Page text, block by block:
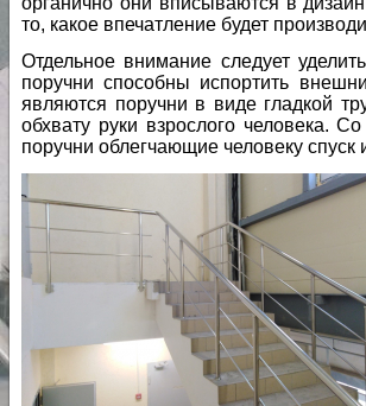
то, какое впечатление будет
Отдельное внимание следует
поручни способны испортить
являются поручни в виде гладкой
обхвату руки взрослого человека.
поручни облегчающие человеку спуск